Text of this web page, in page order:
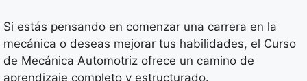
Si estás pensando en comenzar una carrera en la
mecánica o deseas mejorar tus habilidades, el Curso
de Mecánica Automotriz ofrece un camino de
aprendizaje completo y estructurado.